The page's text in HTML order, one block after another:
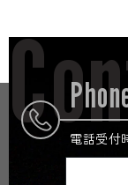
電話受付